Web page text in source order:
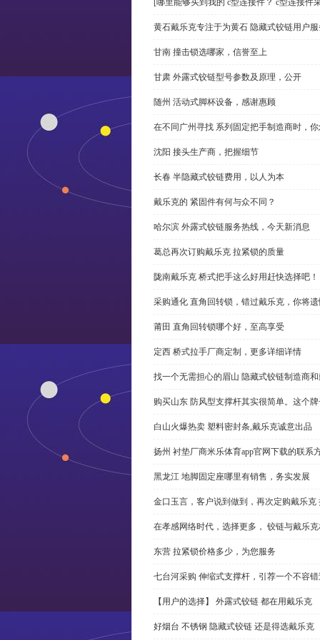
[哪里能够买到我的 c型连接件？ c型连接件
黄石戴乐克专注于为黄石 隐藏式铰链用户
甘南 撞击锁选哪家，信誉至上
甘肃 外露式铰链型号参数及原理，公开
随州 活动式脚杯设备，感谢惠顾
在不同广州寻找 系列固定把手制造商时，
沈阳 接头生产商，把握细节
长春 半隐藏式铰链费用，以人为本
戴乐克的 紧固件有何与众不同？
哈尔滨 外露式铰链服务热线，今天新消息
葛总再次订购戴乐克 拉紧锁的质量
陇南戴乐克 桥式把手这么好用赶快选择吧！
采购通化 直角回转锁，错过戴乐克，你将
莆田 直角回转锁哪个好，至高享受
定西 桥式拉手厂商定制，更多详细详情
找一个无需担心的眉山 隐藏式铰链制造商
购买山东 防风型支撑杆其实很简单。这个
白山火爆热卖 塑料密封条,戴乐克诚意出品
扬州 衬垫厂商米乐体育app官网下载的联系
黑龙江 地脚固定座哪里有销售，务实发展
金口玉言，客户说到做到，再次定购戴乐克
在孝感网络时代，选择更多， 铰链与戴乐
东营 拉紧锁价格多少，为您服务
七台河采购 伸缩式支撑杆，引荐一个不容
【用户的选择】 外露式铰链 都在用戴乐克
好烟台 不锈钢 隐藏式铰链 还是得选戴乐克